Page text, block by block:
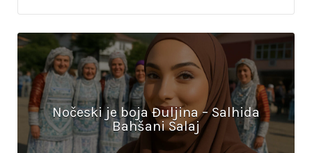
Nočeski je boja Đuljina – Salhida
Bahšani Salaj